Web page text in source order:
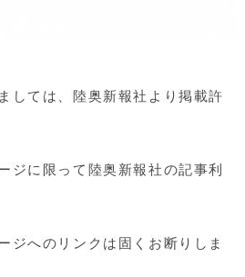
しては、陸奥新報社より掲載許
ジに限って陸奥新報社の記事利
ジへのリンクは固くお断りしま